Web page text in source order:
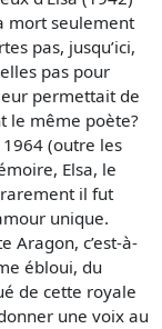
mort seulement
pas, jusqu’ici,
pas pour
permettait de
le même poète?
(outre les
Elsa, le
rarement il fut
unique.
Aragon, c’est-à-
ébloui, du
de cette royale
une voix au